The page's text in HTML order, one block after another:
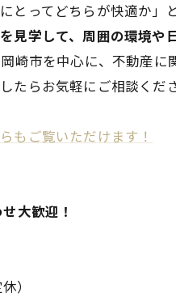
とってどちらが快適か」
見学して、周囲の環境や
崎市を中心に、不動産に
たらお気軽にご相談くだ
もご覧いただけます！
大歓迎！
）